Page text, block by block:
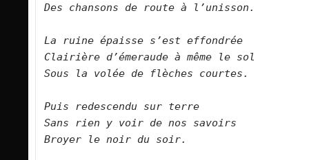
Des chansons de route à l’unisson.
La ruine épaisse s’est effondrée
Clairière d’émeraude à même le sol
Sous la volée de flèches courtes.
Puis redescendu sur terre
Sans rien y voir de nos savoirs
Broyer le noir du soir.